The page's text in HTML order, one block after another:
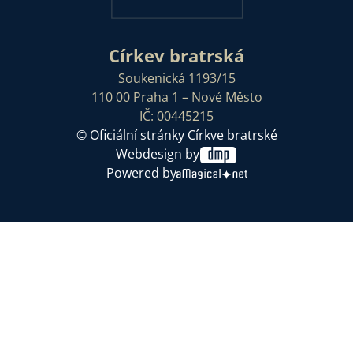
Církev bratrská
Soukenická 1193/15
110 00 Praha 1 – Nové Město
IČ: 00445215
© Oficiální stránky Církve bratrské
Webdesign by
Powered by